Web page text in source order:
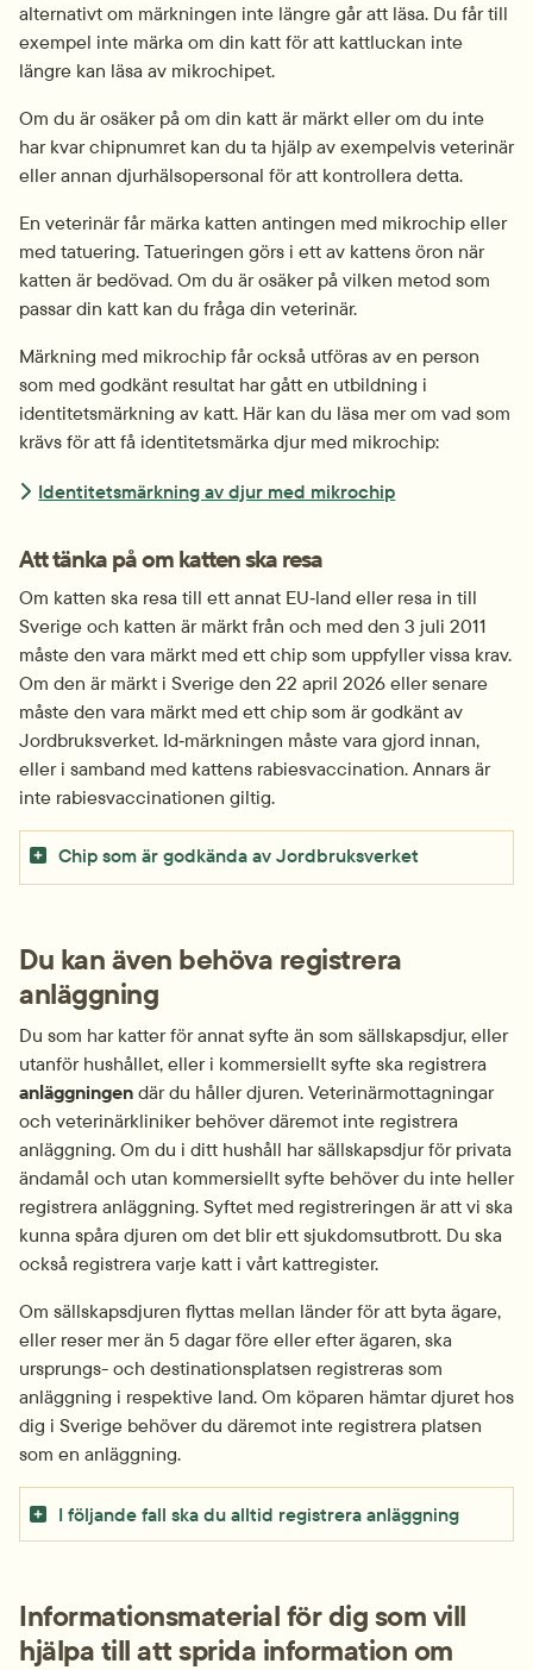
alternativt om märkningen inte längre går att läsa. Du får till
exempel inte märka om din katt för att kattluckan inte
längre kan läsa av mikrochipet.
Om du är osäker på om din katt är märkt eller om du inte
har kvar chipnumret kan du ta hjälp av exempelvis veterinär
eller annan djurhälsopersonal för att kontrollera detta.
En veterinär får märka katten antingen med mikrochip eller
med tatuering. Tatueringen görs i ett av kattens öron när
katten är bedövad. Om du är osäker på vilken metod som
passar din katt kan du fråga din veterinär.
Märkning med mikrochip får också utföras av en person
som med godkänt resultat har gått en utbildning i
identitetsmärkning av katt. Här kan du läsa mer om vad som
krävs för att få identitetsmärka djur med mikrochip:
Identitetsmärkning av djur med mikrochip
Att tänka på om katten ska resa
Om katten ska resa till ett annat EU‑land eller resa in till
Sverige och katten är märkt från och med den 3 juli 2011
måste den vara märkt med ett chip som uppfyller vissa krav.
Om den är märkt i Sverige den 22 april 2026 eller senare
måste den vara märkt med ett chip som är godkänt av
Jordbruksverket. Id‑märkningen måste vara gjord innan,
eller i samband med kattens rabiesvaccination. Annars är
inte rabiesvaccinationen giltig.
Chip som är godkända av Jordbruksverket
Du kan även behöva registrera
anläggning
Du som har katter för annat syfte än som sällskapsdjur, eller
anläggningen där du håller djuren. Veterinärmottagningar
och veterinärkliniker behöver däremot inte registrera
anläggning. Om du i ditt hushåll har sällskapsdjur för privata
ändamål och utan kommersiellt syfte behöver du inte heller
registrera anläggning. Syftet med registreringen är att vi ska
kunna spåra djuren om det blir ett sjukdomsutbrott. Du ska
också registrera varje katt i vårt kattregister.
Om sällskapsdjuren flyttas mellan länder för att byta ägare,
eller reser mer än 5 dagar före eller efter ägaren, ska
ursprungs- och destinationsplatsen registreras som
anläggning i respektive land. Om köparen hämtar djuret hos
dig i Sverige behöver du däremot inte registrera platsen
som en anläggning.
I följande fall ska du alltid registrera anläggning
Informationsmaterial för dig som vill
hjälpa till att sprida information om